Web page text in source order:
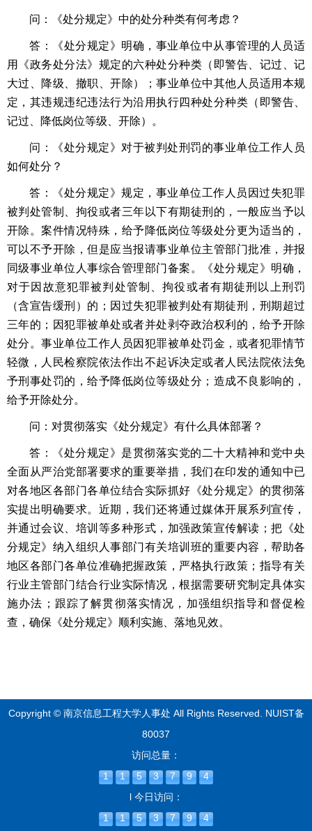
问：《处分规定》中的处分种类有何考虑？
答：《处分规定》明确，事业单位中从事管理的人员适
用《政务处分法》规定的六种处分种类（即警告、记过、记
大过、降级、撤职、开除）；事业单位中其他人员适用本规
定，其违规违纪违法行为沿用执行四种处分种类（即警告、
记过、降低岗位等级、开除）。
问：《处分规定》对于被判处刑罚的事业单位工作人员
如何处分？
答：《处分规定》规定，事业单位工作人员因过失犯罪
被判处管制、拘役或者三年以下有期徒刑的，一般应当予以
开除。案件情况特殊，给予降低岗位等级处分更为适当的，
可以不予开除，但是应当报请事业单位主管部门批准，并报
同级事业单位人事综合管理部门备案。《处分规定》明确，
对于因故意犯罪被判处管制、拘役或者有期徒刑以上刑罚
（含宣告缓刑）的；因过失犯罪被判处有期徒刑，刑期超过
三年的；因犯罪被单处或者并处剥夺政治权利的，给予开除
处分。事业单位工作人员因犯罪被单处罚金，或者犯罪情节
轻微，人民检察院依法作出不起诉决定或者人民法院依法免
予刑事处罚的，给予降低岗位等级处分；造成不良影响的，
给予开除处分。
问：对贯彻落实《处分规定》有什么具体部署？
答：《处分规定》是贯彻落实党的二十大精神和党中央
全面从严治党部署要求的重要举措，我们在印发的通知中已
对各地区各部门各单位结合实际抓好《处分规定》的贯彻落
实提出明确要求。近期，我们还将通过媒体开展系列宣传，
并通过会议、培训等多种形式，加强政策宣传解读；把《处
分规定》纳入组织人事部门有关培训班的重要内容，帮助各
地区各部门各单位准确把握政策，严格执行政策；指导有关
行业主管部门结合行业实际情况，根据需要研究制定具体实
施办法；跟踪了解贯彻落实情况，加强组织指导和督促检
查，确保《处分规定》顺利实施、落地见效。
Copyright © 南京信息工程大学人事处 All Rights Reserved.
NUIST备
80037
访问总量：
1
1 5 3 7 9
4
l 今日访问：
1
1 5 3 7 9 4